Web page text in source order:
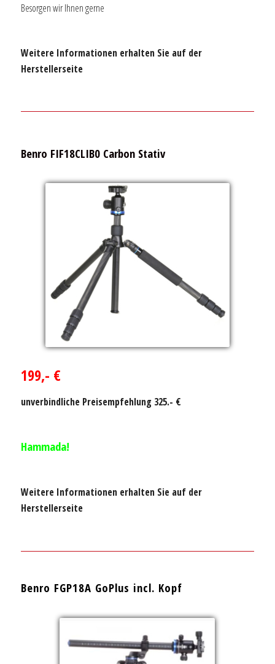
Besorgen wir Ihnen gerne
Weitere Informationen erhalten Sie auf der
Herstellerseite
Benro FIF18CLIB0 Carbon Stativ
199,- €
unverbindliche Preisempfehlung 325.- €
Hammada!
Weitere Informationen erhalten Sie auf der
Herstellerseite
Benro FGP18A GoPlus incl. Kopf